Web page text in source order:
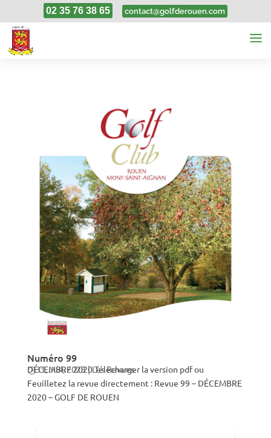
02 35 76 38 65 contact@golfderouen.com
Numéro 99
31, Juil, 2023|Les Revues
DÉCEMBRE 2020 Télécharger la version pdf ou
Feuilletez la revue directement : Revue 99 – DÉCEMBRE
2020 – GOLF DE ROUEN